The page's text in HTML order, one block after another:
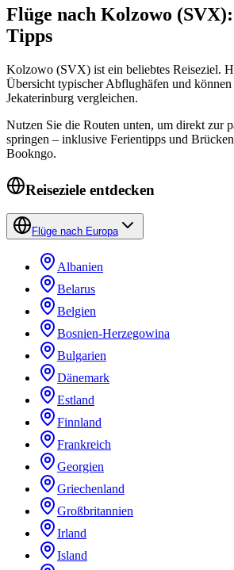
Flüge nach Kolzowo
Tipps
Kolzowo (SVX) ist ein beliebtes Reiseziel.
Übersicht typischer Abflughäfen und können
Jekaterinburg vergleichen.
Nutzen Sie die Routen unten, um direkt zur
springen – inklusive Ferientipps und
Bookngo.
Reiseziele entdecken
Flüge nach Europa
Albanien
Belarus
Belgien
Bosnien-Herzegowina
Bulgarien
Dänemark
Estland
Finnland
Frankreich
Georgien
Griechenland
Großbritannien
Irland
Island